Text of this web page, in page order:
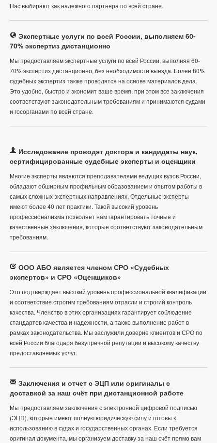
Нас выбирают как надежного партнера по всей стране.
Экспертные услуги по всей России, выполняем 60-
70% экспертиз дистанционно
Мы предоставляем экспертные услуги по всей России, выполняя 60-
70% экспертиз дистанционно, без необходимости выезда. Более 80%
судебных экспертиз также проводятся на основе материалов дела.
Это удобно, быстро и экономит ваше время, при этом все заключения
соответствуют законодательным требованиям и принимаются судами
и госорганами по всей стране.
Исследование проводят доктора и кандидаты наук,
сертифицированные судебные эксперты и оценщики
Многие эксперты являются преподавателями ведущих вузов России,
обладают обширным профильным образованием и опытом работы в
самых сложных экспертных направлениях. Отдельные эксперты
имеют более 40 лет практики. Такой высокий уровень
профессионализма позволяет нам гарантировать точные и
качественные заключения, которые соответствуют законодательным
требованиям.
ООО АБО является членом СРО «Судебных
экспертов» и СРО «Оценщиков»
Это подтверждает высокий уровень профессиональной квалификации
и соответствие строгим требованиям отрасли и строгий контроль
качества. Членство в этих организациях гарантирует соблюдение
стандартов качества и надежности, а также выполнение работ в
рамках законодательства. Мы заслужили доверие клиентов и СРО по
всей России благодаря безупречной репутации и высокому качеству
предоставляемых услуг.
Заключения и отчет с ЭЦП или оригиналы с
доставкой за наш счёт при дистанционной работе
Мы предоставляем заключения с электронной цифровой подписью
(ЭЦП), которые имеют полную юридическую силу и готовы к
использованию в судах и государственных органах. Если требуется
оригинал документа, мы организуем доставку за наш счёт прямо вам